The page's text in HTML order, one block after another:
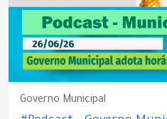
Governo Municipal